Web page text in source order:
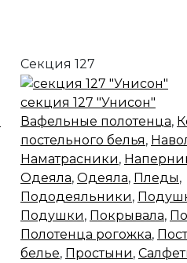
Секция 127
секция 127 "Унисон"
Вафельные полотенца,
постельного белья,
Наматрасники,
Одеяла, Одеяла, Пледы,
Пододеяльники,
Подушки, Покрывала,
Полотенца рогожка,
белье, Простыни,